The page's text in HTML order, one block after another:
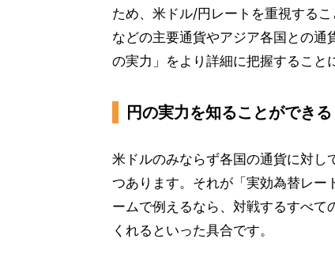
ため、米ドル/円レートを重視する
などの主要通貨やアジア各国との通
の実力」をより詳細に把握すること
円の実力を知ることができる
米ドルのみならず各国の通貨に対し
つあります。それが「実効為替レー
ームで例えるなら、対戦するすべて
くれるといった具合です。